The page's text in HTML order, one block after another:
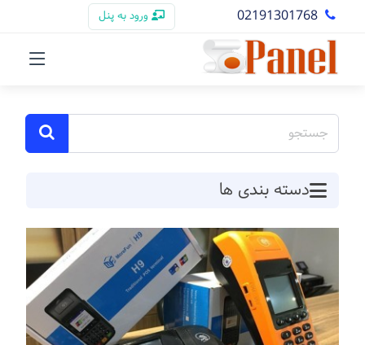
02191301768 ورود به پنل
دسته بندی ها